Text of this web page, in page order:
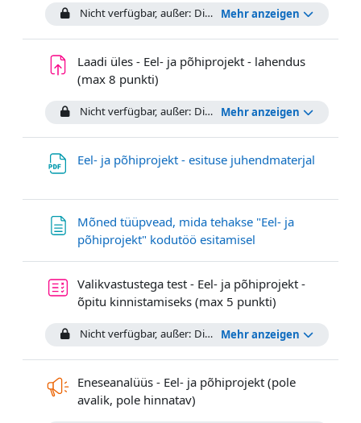
Mehr anzeigen
Nicht verfügbar, außer: Die Aktivität Eneseanalüüs -
Laadi üles - Eel- ja põhiprojekt - lahendus
(max 8 punkti)
Mehr anzeigen
Nicht verfügbar, außer: Die Aktivität Küsimuste/
Eel- ja põhiprojekt - esituse juhendmaterjal
Mõned tüüpvead, mida tehakse "Eel- ja
põhiprojekt" kodutöö esitamisel
Valikvastustega test - Eel- ja põhiprojekt -
õpitu kinnistamiseks (max 5 punkti)
Mehr anzeigen
Nicht verfügbar, außer: Die Aktivität Laadi üles - Eel- ja
Eneseanalüüs - Eel- ja põhiprojekt (pole
avalik, pole hinnatav)